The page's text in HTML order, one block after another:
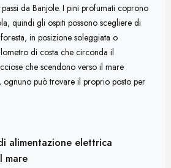
da Banjole. I pini profumati coprono
quindi gli ospiti possono scegliere di
in posizione soleggiata o
di costa che circonda il
che scendono verso il mare
ognuno può trovare il proprio posto per
alimentazione elettrica
mare